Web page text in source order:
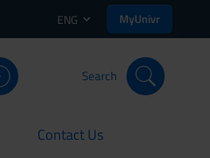
ENG MyUnivr
Search
Contact Us
current